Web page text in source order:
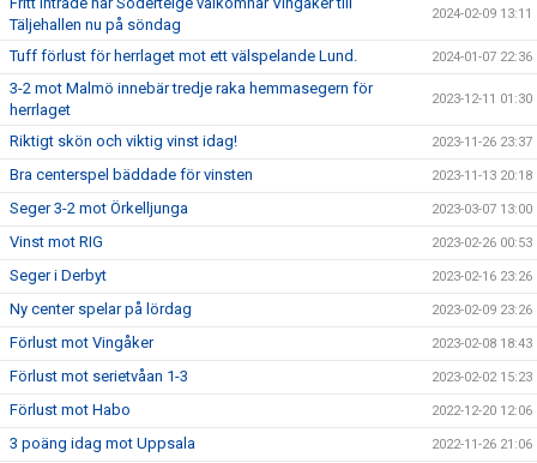
Täljehallen nu på söndag
2024-02-09 13:11
Tuff förlust för herrlaget mot ett välspelande Lund. 2024-01-07 22:36
3-2 mot Malmö innebär tredje raka hemmasegern för
herrlaget
2023-12-11 01:30
Riktigt skön och viktig vinst idag! 2023-11-26 23:37
Bra centerspel bäddade för vinsten 2023-11-13 20:18
Seger 3-2 mot Örkelljunga 2023-03-07 13:00
Vinst mot RIG 2023-02-26 00:53
Seger i Derbyt 2023-02-16 23:26
Ny center spelar på lördag 2023-02-09 23:26
Förlust mot Vingåker 2023-02-08 18:43
Förlust mot serietvåan 1-3 2023-02-02 15:23
Förlust mot Habo 2022-12-20 12:06
3 poäng idag mot Uppsala 2022-11-26 21:06